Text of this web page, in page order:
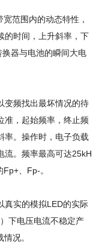
范围内的动态特性，
的时间，上升斜率，下
换器与电池的瞬间大电
变频找出最坏情况的待
准，起始频率，终止频
率。操作时，电子负载
流。频率最高可达25kH
Fp+ Fp-。
真实的模拟LED的实际
）下电压电流不稳定产
况。